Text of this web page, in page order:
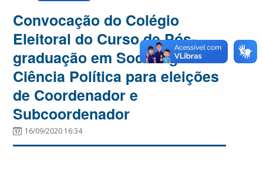
Convocação do Colégio
Eleitoral do Curso de Pós-
graduação em Sociologia e
Ciência Política para eleições
de Coordenador e
Subcoordenador
16/09/2020 16:34